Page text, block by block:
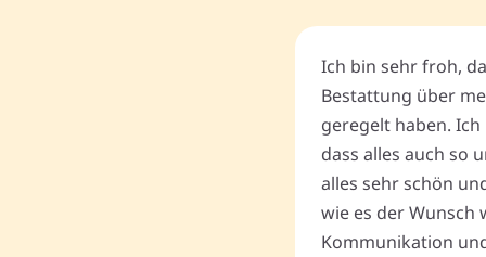
Ich bin sehr froh,
Bestattung über
geregelt haben.
dass alles auch so
alles sehr schön
wie es der Wunsch
Kommunikation